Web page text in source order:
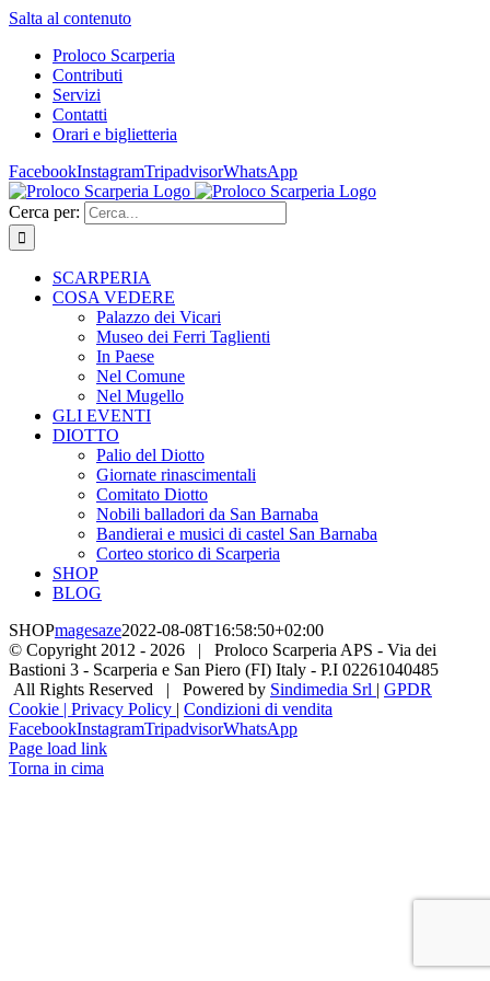
Salta al contenuto
Proloco Scarperia
Contributi
Servizi
Contatti
Orari e biglietteria
FacebookInstagramTripadvisorWhatsApp
Cerca per:
SCARPERIA
COSA VEDERE
Palazzo dei Vicari
Museo dei Ferri Taglienti
In Paese
Nel Comune
Nel Mugello
GLI EVENTI
DIOTTO
Palio del Diotto
Giornate rinascimentali
Comitato Diotto
Nobili balladori da San Barnaba
Bandierai e musici di castel San Barnaba
Corteo storico di Scarperia
SHOP
BLOG
SHOPmagesaze2022-08-08T16:58:50+02:00
© Copyright 2012 - 2026 | Proloco Scarperia APS - Via dei
Bastioni 3 - Scarperia e San Piero (FI) Italy - P.I 02261040485
All Rights Reserved | Powered by Sindimedia Srl | GPDR
Cookie | Privacy Policy | Condizioni di vendita
FacebookInstagramTripadvisorWhatsApp
Page load link
Torna in cima